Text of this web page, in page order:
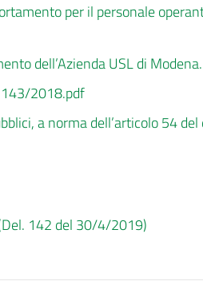
per il personale
dell’Azienda USL di
143/2018.pdf
a norma dell’articolo 54
142 del 30/4/2019)